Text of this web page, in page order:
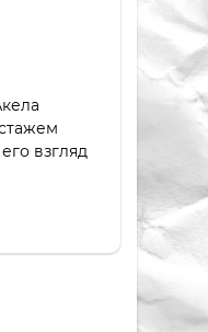
взгляд